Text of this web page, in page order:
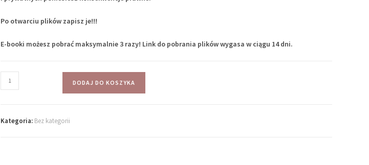
Po otwarciu plików zapisz je!!!
E-booki możesz pobrać maksymalnie 3 razy! Link do pobrania plików wygasa w ciągu 14 dni.
DODAJ DO KOSZYKA
Kategoria: Bez kategorii